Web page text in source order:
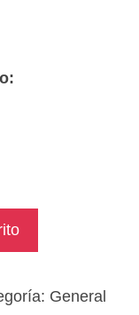
General